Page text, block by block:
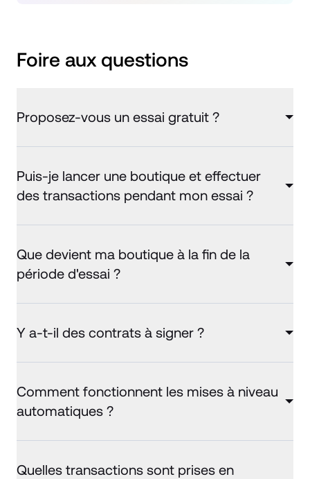
Foire aux questions
Proposez-vous un essai gratuit ?
Puis-je lancer une boutique et effectuer
des transactions pendant mon essai ?
Que devient ma boutique à la fin de la
période d'essai ?
Y a-t-il des contrats à signer ?
Comment fonctionnent les mises à niveau
automatiques ?
Quelles transactions sont prises en